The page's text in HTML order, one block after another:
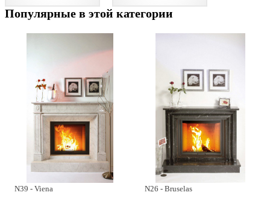
Популярные в этой категории
N39 - Viena N26 - Bruselas